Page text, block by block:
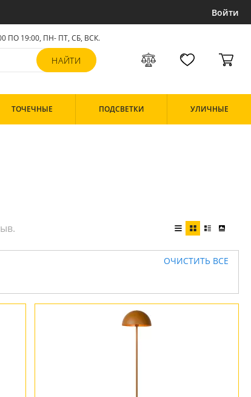
Войти
ПО 19:00, ПН- ПТ, СБ, ВСК.
ТОЧЕЧНЫЕ ПОДСВЕТКИ УЛИЧНЫЕ
ОЧИСТИТЬ ВСЕ